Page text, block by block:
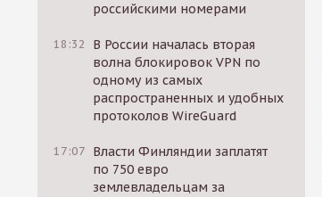
российскими номерами
18:32
В России началась вторая
волна блокировок VPN по
одному из самых
распространенных и удобных
протоколов WireGuard
17:07 Власти Финляндии заплатят
по 750 евро
землевладельцам за